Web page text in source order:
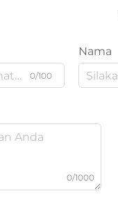
0/100
Nama
0/1000